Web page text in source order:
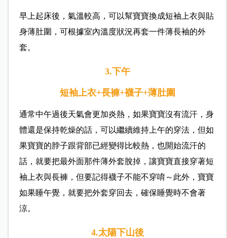
早上起床後，氣溫較高，可以幫寶寶換成短袖上衣與貼
身薄肚圍，可根據室內溫度狀況再套一件薄長袖的外
套。
3.下午
短袖上衣+長褲+襪子+薄肚圍
通常中午過後天氣會更加炎熱，如果寶寶沒有流汗，身
體還是保持乾燥的話，可以繼續維持上午的穿法，但如
果寶寶的脖子跟背部已經變得比較熱，也開始流汗的
話，就要把最外面那件薄外套脫掉，讓寶寶直接穿著短
袖上衣與長褲，但要記得襪子不能不穿唷～此外，寶寶
如果睡午覺，就要把外套穿回去，確保睡覺時不會著
涼。
4.太陽下山後